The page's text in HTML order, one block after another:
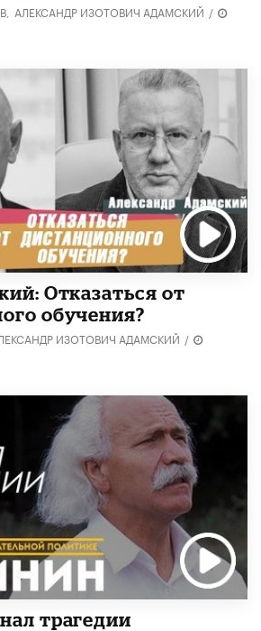
АЛЕКСАНДР ИЗОТОВИЧ АДАМСКИЙ /
Отказаться от
обучения?
ИЗОТОВИЧ АДАМСКИЙ /
трагедии